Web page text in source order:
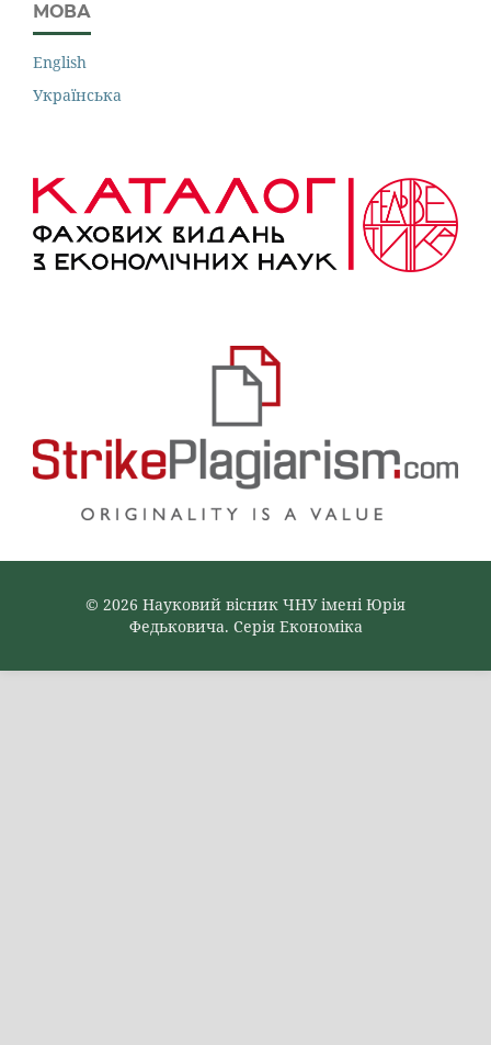
МОВА
English
Українська
© 2026 Науковий вісник ЧНУ імені Юрія
Федьковича. Серія Економіка